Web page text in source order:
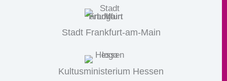
Stadt Frankfurt-am-Main
Kultusministerium Hessen